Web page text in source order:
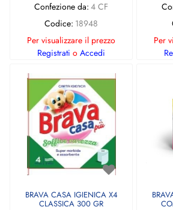
Confezione da: 4 CF
Codice: 18948
Per visualizzare il prezzo
Registrati o Accedi
Per
BRAVA CASA IGIENICA X4
CLASSICA 300 GR